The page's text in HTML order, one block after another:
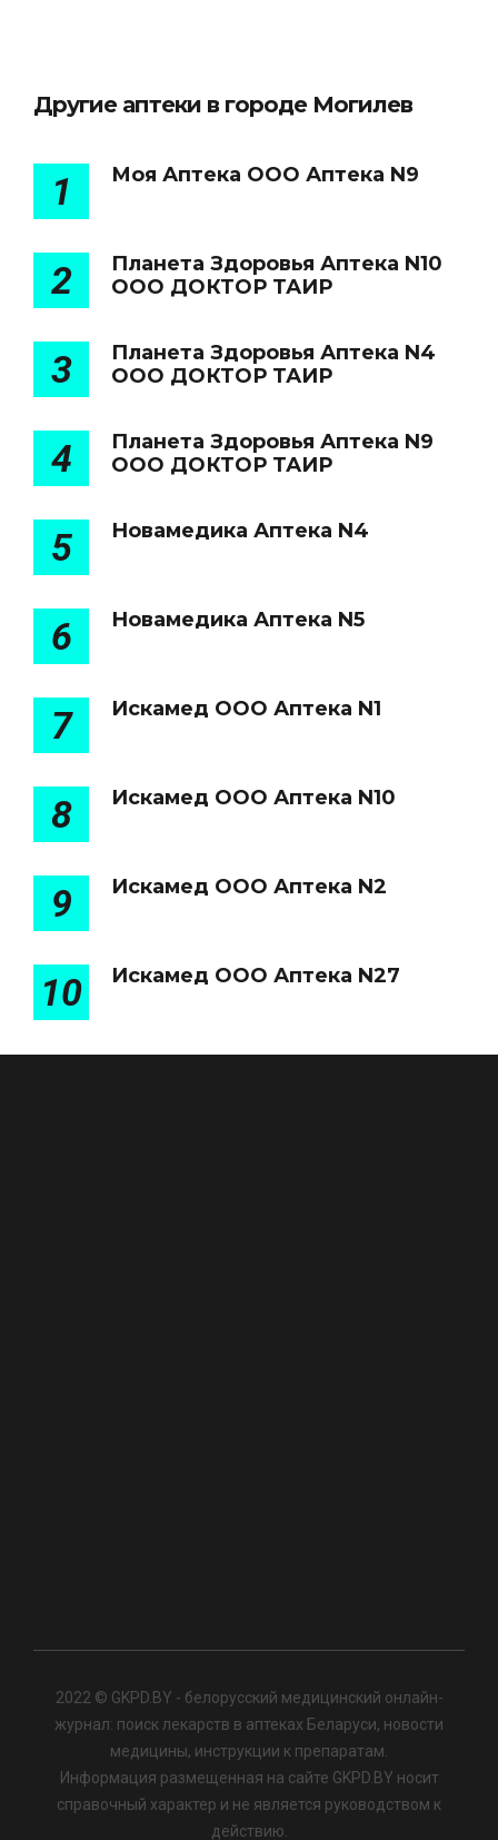
Другие аптеки в городе Могилев
1 Моя Аптека ООО Аптека N9
2
Планета Здоровья Аптека N10
ООО ДОКТОР ТАИР
3
Планета Здоровья Аптека N4
ООО ДОКТОР ТАИР
4
Планета Здоровья Аптека N9
ООО ДОКТОР ТАИР
5 Новамедика Аптека N4
6 Новамедика Аптека N5
7 Искамед ООО Аптека N1
8 Искамед ООО Аптека N10
9 Искамед ООО Аптека N2
10 Искамед ООО Аптека N27
2022 © GKPD.BY - белорусский медицинский онлайн-
журнал: поиск лекарств в аптеках Беларуси, новости
медицины, инструкции к препаратам.
Информация размещенная на сайте GKPD.BY носит
справочный характер и не является руководством к
действию.